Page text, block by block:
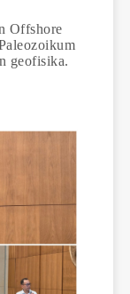
Offshore
geofisika.